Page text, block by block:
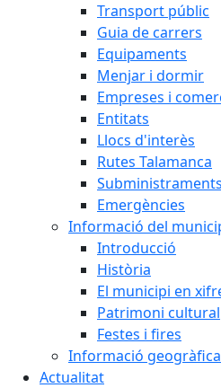
Transport públic
Guia de carrers
Equipaments
Menjar i dormir
Empreses i
Entitats
Llocs d'interès
Rutes Talamanca
Subministraments
Emergències
Informació del
Introducció
Història
El municipi en
Patrimoni cultural
Festes i fires
Informació geogràfica
Actualitat